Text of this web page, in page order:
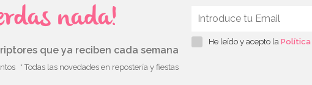
nada!
que ya reciben cada semana
* Todas las novedades en repostería y fiestas
He leído y acepto la Política